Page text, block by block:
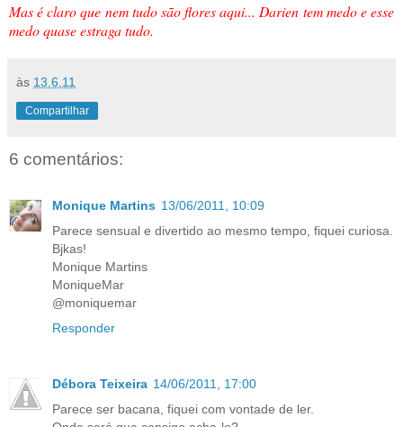
Mas é claro que nem tudo são flores aqui... Darien tem medo e esse
medo quase estraga tudo.
às 13.6.11
Compartilhar
6 comentários:
Monique Martins 13/06/2011, 10:09
Parece sensual e divertido ao mesmo tempo, fiquei curiosa.
Bjkas!
Monique Martins
MoniqueMar
@moniquemar
Responder
Débora Teixeira 14/06/2011, 17:00
Parece ser bacana, fiquei com vontade de ler.